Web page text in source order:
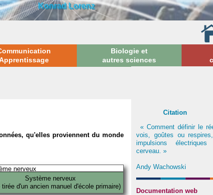
Konrad Lorenz
Biologie et
autres sciences
qu'elles proviennent du monde
Système nerveux
tirée d'un ancien manuel d'école primaire)
Citation
« Comment définir le
vois, goûtes ou
impulsions
cerveau. »
Andy Wachowski
Documentation web